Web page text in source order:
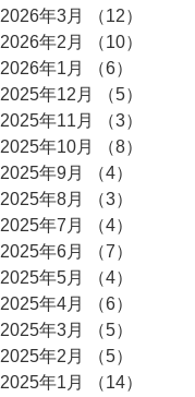
2026年3月
（12）
2026年2月
（10）
2026年1月
（6）
2025年12月
（5）
2025年11月
（3）
2025年10月
（8）
2025年9月
（4）
2025年8月
（3）
2025年7月
（4）
2025年6月
（7）
2025年5月
（4）
2025年4月
（6）
2025年3月
（5）
2025年2月
（5）
2025年1月
（14）